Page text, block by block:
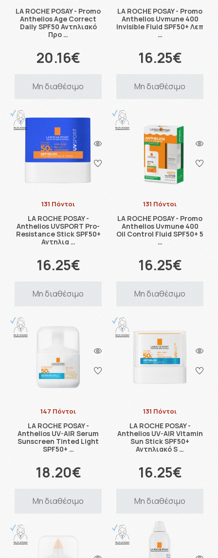
LA ROCHE POSAY - Promo
Anthelios Age Correct
Daily SPF50 Αντηλιακό
Προ …
20.16€
Μη διαθέσιμο
LA ROCHE POSAY - Promo
Anthelios Uvmune 400
Invisible Fluid SPF50+ Λεπ
…
16.25€
Μη διαθέσιμο
131 Πόντοι
LA ROCHE POSAY -
Anthelios UVSPORT Pro-
Resistance Stick SPF50+
Αντηλια …
16.25€
Μη διαθέσιμο
131 Πόντοι
LA ROCHE POSAY - Promo
Anthelios Uvmune 400
Oil Control Fluid SPF50+ 5
…
16.25€
Μη διαθέσιμο
147 Πόντοι
LA ROCHE POSAY -
Anthelios UV-AIR Serum
Sunscreen Tinted Light
SPF50+ …
18.20€
Μη διαθέσιμο
131 Πόντοι
LA ROCHE POSAY -
Anthelios UV-AIR Vitamin
Sun Stick SPF50+
Αντηλιακό S …
16.25€
Μη διαθέσιμο